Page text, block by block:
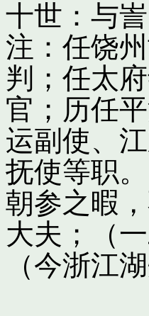
十世：与訔
注：任饶
判；任太
官；历任
运副使、
抚使等职
朝参之暇
大夫；（
（今浙江湖